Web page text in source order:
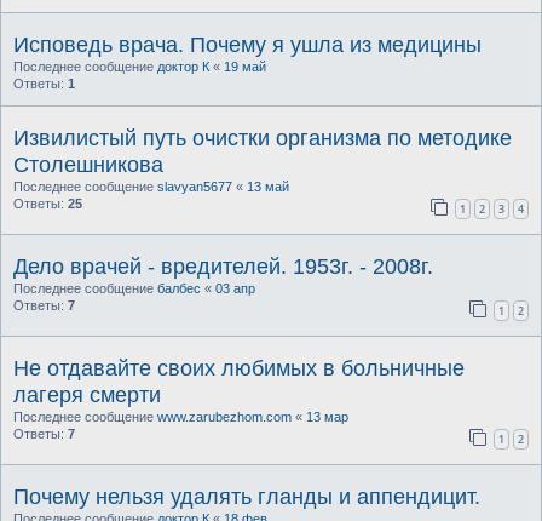
Исповедь врача. Почему я ушла из медицины
Последнее сообщение доктор К « 19 май
Ответы: 1
Извилистый путь очистки организма по методике
Столешникова
Последнее сообщение slavyan5677 « 13 май
Ответы: 25 1 2 3 4
Дело врачей - вредителей. 1953г. - 2008г.
Последнее сообщение балбес « 03 апр
Ответы: 7 1 2
Не отдавайте своих любимых в больничные
лагеря смерти
Последнее сообщение www.zarubezhom.com « 13 мар
Ответы: 7 1 2
Почему нельзя удалять гланды и аппендицит.